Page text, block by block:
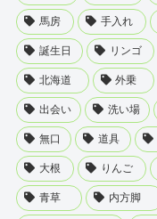
馬房 手入れ
誕生日 リンゴ
北海道 外乗
出会い 洗い場
無口 道具
大根 りんご
青草 内方脚